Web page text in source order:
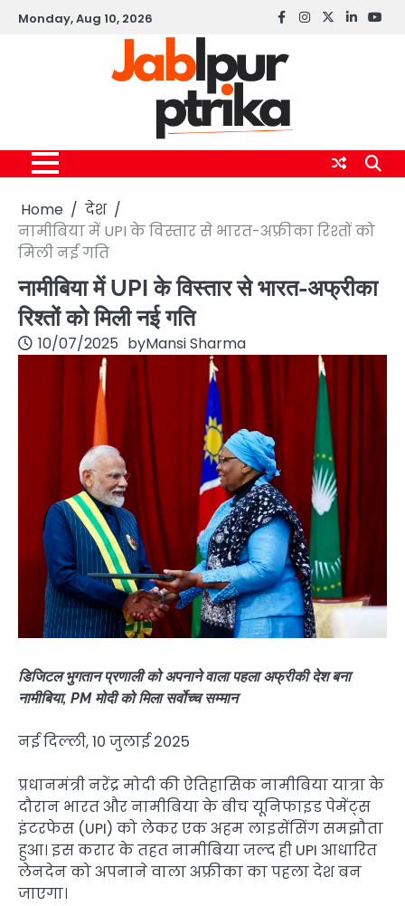
SkipMonday, Aug 10, 2026 Facebook
instagram
twitterlinkedin
Home
देश
नामीबिया में UPI के विस्तार से भारत-अफ्रीका रिश्तों को
मिली नई गति
नामीबिया में UPI के विस्तार से भारत-अफ्रीका
रिश्तों को मिली नई गति
10/07/2025 byMansi Sharma
डिजिटल भुगतान प्रणाली को अपनाने वाला पहला अफ्रीकी देश बना
नामीबिया, PM मोदी को मिला सर्वोच्च सम्मान
नई दिल्ली, 10 जुलाई 2025
प्रधानमंत्री नरेंद्र मोदी की ऐतिहासिक नामीबिया यात्रा के
दौरान भारत और नामीबिया के बीच यूनिफाइड पेमेंट्स
इंटरफेस (UPI) को लेकर एक अहम लाइसेंसिंग समझौता
हुआ। इस करार के तहत नामीबिया जल्द ही UPI आधारित
लेनदेन को अपनाने वाला अफ्रीका का पहला देश बन
जाएगा।